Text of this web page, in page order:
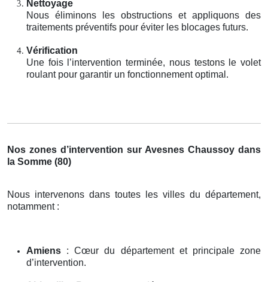
Nettoyage
Nous éliminons les obstructions et appliquons des
traitements préventifs pour éviter les blocages futurs.
Vérification
Une fois l’intervention terminée, nous testons le volet
roulant pour garantir un fonctionnement optimal.
Nos zones d’intervention sur Avesnes Chaussoy dans
la Somme (80)
Nous intervenons dans toutes les villes du département,
notamment :
Amiens : Cœur du département et principale zone
d’intervention.